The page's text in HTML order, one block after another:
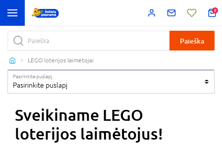
0
Paieška
LEGO loterijos laimėtojai
Pasirinkite puslapį
Pasirinkite puslapį
Sveikiname LEGO
loterijos laimėtojus!